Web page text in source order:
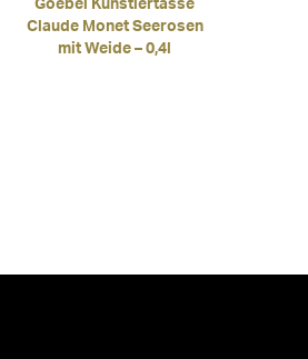
Goebel Künstlertasse
Claude Monet Seerosen
mit Weide – 0,4l